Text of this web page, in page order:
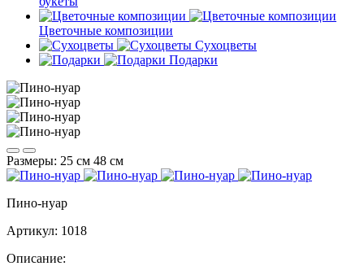
Цветочные композиции
Сухоцветы
Подарки
Размеры: 25 см 48 см
Пино-нуар
Артикул: 1018
Описание: